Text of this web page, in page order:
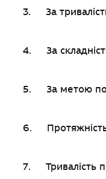
3. За
4. За
5. За метою
6.
7. Тривалість